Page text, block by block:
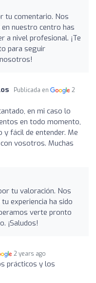
tu comentario. Nos
nuestro centro has
a nivel profesional. ¡Te
para seguir
Publicada en
2
en mi caso lo
en todo momento,
y fácil de entender. Me
vosotros. Muchas
tu valoración. Nos
experiencia ha sido
verte pronto
¡Saludos!
2 years ago
prácticos y los